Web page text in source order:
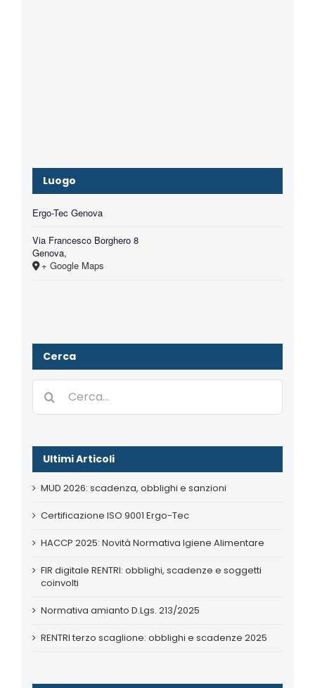
Luogo
Ergo-Tec Genova
Via Francesco Borghero 8
Genova,
+ Google Maps
Cerca
Cerca
per:
Ultimi Articoli
MUD 2026: scadenza, obblighi e sanzioni
Certificazione ISO 9001 Ergo-Tec
HACCP 2025: Novità Normativa Igiene Alimentare
FIR digitale RENTRI: obblighi, scadenze e soggetti
coinvolti
Normativa amianto D.Lgs. 213/2025
RENTRI terzo scaglione: obblighi e scadenze 2025